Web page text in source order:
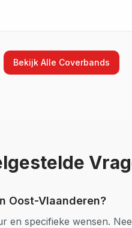
Bekijk Alle Coverbands
Oost-Vlaanderen?
en specifieke wensen.